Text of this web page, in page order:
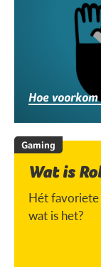
Hoe
Gaming
Wat is
Hét favoriete
wat is het?